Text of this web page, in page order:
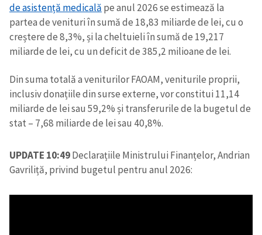
de asistență medicală pe anul 2026 se estimează la
partea de venituri în sumă de 18,83 miliarde de lei, cu o
creștere de 8,3%, și la cheltuieli în sumă de 19,217
miliarde de lei, cu un deficit de 385,2 milioane de lei.
Din suma totală a veniturilor FAOAM, veniturile proprii,
inclusiv donațiile din surse externe, vor constitui 11,14
miliarde de lei sau 59,2% și transferurile de la bugetul de
stat – 7,68 miliarde de lei sau 40,8%.
UPDATE 10:49Declarațiile Ministrului Finanțelor, Andrian
Gavriliță, privind bugetul pentru anul 2026: